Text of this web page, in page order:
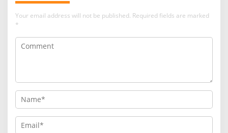
Your email address will not be published. Required fields are marked
*